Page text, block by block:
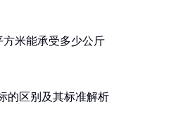
米能承受多少公斤
的区别及其标准解析